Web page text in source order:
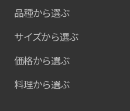
品種から選ぶ
サイズから選ぶ
価格から選ぶ
料理から選ぶ